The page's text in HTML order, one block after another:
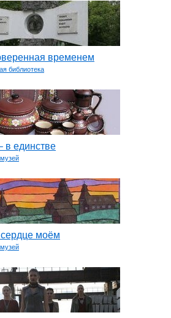
временем
библиотека
в единстве
моём